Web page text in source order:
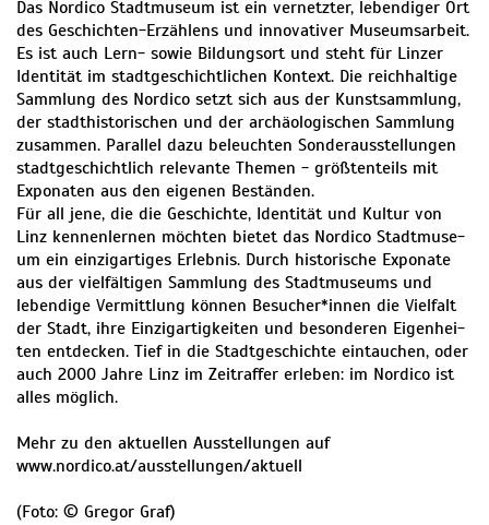
Das Nordico Stadtmuseum ist ein vernetzter, lebendiger Ort
des Geschichten-Erzählens und innovativer Museumsarbeit.
Es ist auch Lern- sowie Bildungsort und steht für Linzer
Identität im stadtgeschichtlichen Kontext. Die reich­hal­ti­ge
Samm­lung des Nordico setzt sich aus der Kunst­samm­lung,
der stadt­his­to­ri­schen und der archäo­lo­gi­schen Samm­lung
zusam­men. Parallel dazu beleuchten Sonderausstellungen
stadtgeschichtlich relevante Themen - größtenteils mit
Exponaten aus den eigenen Beständen.
Für all jene, die die Geschich­te, Iden­ti­tät und Kul­tur von
Linz ken­nen­ler­nen möch­ten bietet das Nordico Stadt­mu­se­
um ein ein­zig­ar­ti­ges Erleb­nis. Durch his­to­ri­sche Expo­na­te
aus der viel­fäl­ti­gen Samm­lung des Stadt­mu­se­ums und
leben­di­ge Ver­mitt­lung kön­nen Besucher*innen die Viel­falt
der Stadt, ihre Ein­zig­ar­tig­kei­ten und beson­de­ren Eigen­hei­
ten ent­de­cken. Tief in die Stadt­ge­schich­te ein­tau­chen, oder
auch 2000 Jah­re Linz im Zeit­raf­fer erle­ben: im Nordico ist
alles möglich.
Mehr zu den aktuellen Ausstellungen auf
www.nordico.at/ausstellungen/aktuell
(Foto: © Gregor Graf)